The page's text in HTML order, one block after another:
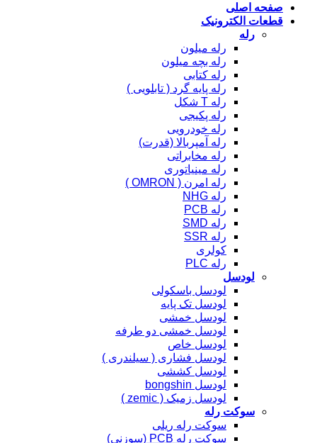
صفحه اصلی
قطعات الکترونیک
رله
رله میلون
رله بچه میلون
رله کتابی
رله پایه گرد ( تابلویی )
رله T شکل
رله پکیجی
رله خودرویی
رله آمپربالا (قدرت)
رله مخابراتی
رله مینیاتوری
رله امرن ( OMRON )
رله NHG
رله PCB
رله SMD
رله SSR
کولری
رله PLC
لودسل
لودسل باسکولی
لودسل تک پایه
لودسل خمشی
لودسل خمشی دو طرفه
لودسل خاص
لودسل فشاری ( سیلندری )
لودسل کششی
لودسل bongshin
لودسل زمیک ( zemic )
سوکت رله
سوکت رله ریلی
سوکت رله PCB (سوزنی)